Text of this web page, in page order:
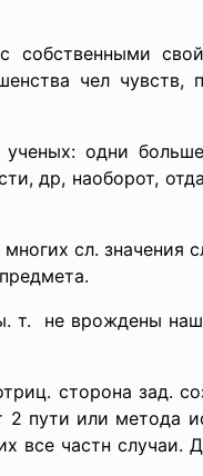
чел чувств,
одни
др, наоборот,
сл. значения
т. не врождены
сторона зад.
пути или метода
частн случаи.